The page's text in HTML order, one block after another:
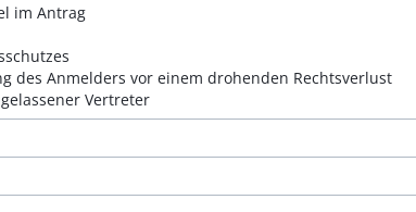
im Antrag
des Anmelders vor einem drohenden Rechtsverlust
Vertreter